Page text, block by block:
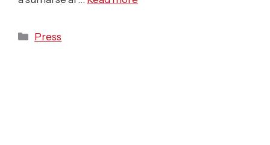
Categories
Press